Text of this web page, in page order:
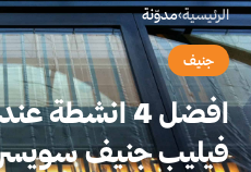
الرئيسية›مدوّنة
جنيف
افضل 4
فيليب جنيف